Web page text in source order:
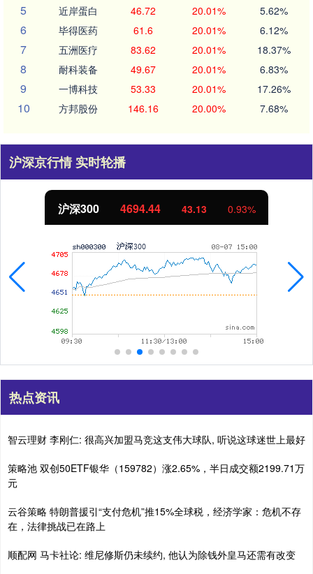
5 近岸蛋白 46.72 20.01% 5.62%
6 毕得医药 61.6 20.01% 6.12%
7 五洲医疗 83.62 20.01% 18.37%
8 耐科装备 49.67 20.01% 6.83%
9 一博科技 53.33 20.01% 17.26%
10 方邦股份 146.16 20.00% 7.68%
沪深京行情 实时轮播
沪深300 4694.44 43.13 0.93%
热点资讯
智云理财 李刚仁: 很高兴加盟马竞这支伟大球队, 听说这球迷世上最好
策略池 双创50ETF银华（159782）涨2.65%，半日成交额2199.71万
元
云谷策略 特朗普援引“支付危机”推15%全球税，经济学家：危机不存
在，法律挑战已在路上
顺配网 马卡社论: 维尼修斯仍未续约, 他认为除钱外皇马还需有改变